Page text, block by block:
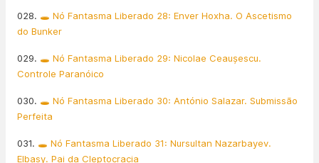
028. 🕳️ Nó Fantasma Liberado 28: Enver Hoxha. O Ascetismo
do Bunker
029. 🕳️ Nó Fantasma Liberado 29: Nicolae Ceaușescu.
Controle Paranóico
030. 🕳️ Nó Fantasma Liberado 30: António Salazar. Submissão
Perfeita
031. 🕳️ Nó Fantasma Liberado 31: Nursultan Nazarbayev.
Elbasy. Pai da Cleptocracia